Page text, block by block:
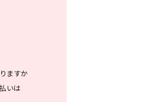
ますか
いは